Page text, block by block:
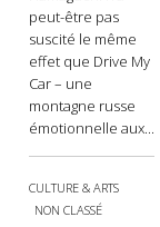
peut-être pas
suscité le même
effet que Drive My
Car – une
montagne russe
émotionnelle aux...
CULTURE & ARTS
NON CLASSÉ